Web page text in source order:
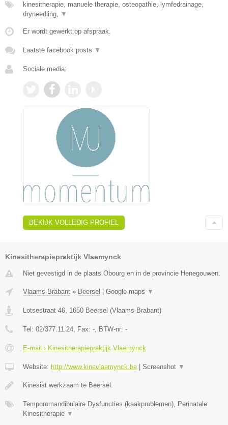
kinesitherapie, manuele therapie, osteopathie, lymfedrainage,
dryneedling, ▼
Er wordt gewerkt op afspraak.
Laatste facebook posts ▼
Sociale media:
BEKIJK VOLLEDIG PROFIEL
Kinesitherapiepraktijk Vlaemynck
Niet gevestigd in de plaats Obourg en in de provincie Henegouwen.
Vlaams-Brabant » Beersel | Google maps ▼
Lotsestraat 46 1650 Beersel (Vlaams-Brabant)
Tel: 02/377.11.24 , Fax: - , BTW-nr: -
E-mail › Kinesitherapiepraktijk Vlaemynck
Website: http://www.kinevlaemynck.be | Screenshot ▼
Kinesist werkzaam te Beersel.
Temporomandibulaire Dysfuncties (kaakproblemen), Perinatale
Kinesitherapie ▼